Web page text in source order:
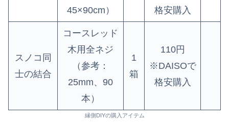
45×90cm）
格安購入
スノコ同
士の結合
コースレッド
木用全ネジ
（参考：
25mm、90
本）
1
箱
110円
※DAISOで
格安購入
縁側DIYの購入アイテム